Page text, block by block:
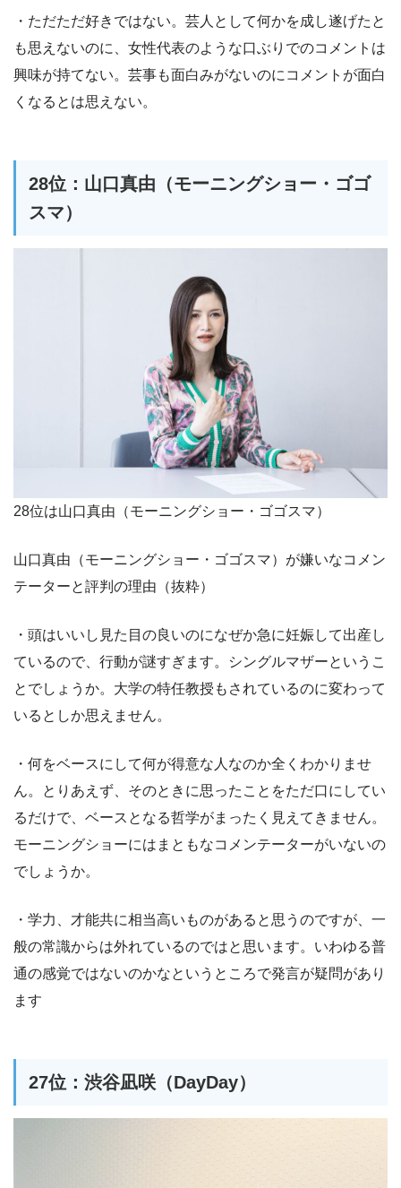
・ただただ好きではない。芸人として何かを成し遂げたと
も思えないのに、女性代表のような口ぶりでのコメントは
興味が持てない。芸事も面白みがないのにコメントが面白
くなるとは思えない。
28位：山口真由（モーニングショー・ゴゴ
スマ）
28位は山口真由（モーニングショー・ゴゴスマ）
山口真由（モーニングショー・ゴゴスマ）が嫌いなコメン
テーターと評判の理由（抜粋）
・頭はいいし見た目の良いのになぜか急に妊娠して出産し
ているので、行動が謎すぎます。シングルマザーというこ
とでしょうか。大学の特任教授もされているのに変わって
いるとしか思えません。
・何をベースにして何が得意な人なのか全くわかりませ
ん。とりあえず、そのときに思ったことをただ口にしてい
るだけで、ベースとなる哲学がまったく見えてきません。
モーニングショーにはまともなコメンテーターがいないの
でしょうか。
・学力、才能共に相当高いものがあると思うのですが、一
般の常識からは外れているのではと思います。いわゆる普
通の感覚ではないのかなというところで発言が疑問があり
ます
27位：渋谷凪咲（DayDay）